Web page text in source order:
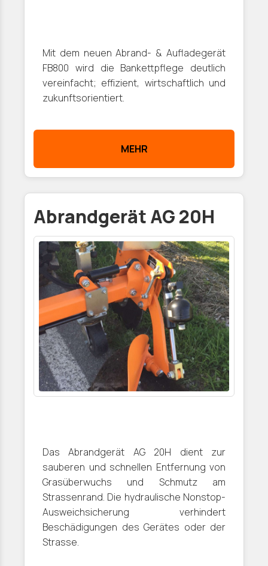
Mit dem neuen Abrand- & Aufladegerät
FB800 wird die Bankettpflege deutlich
vereinfacht; effizient, wirtschaftlich und
zukunftsorientiert.
MEHR
Abrandgerät AG 20H
Das Abrandgerät AG 20H dient zur
sauberen und schnellen Entfernung von
Grasüberwuchs und Schmutz am
Strassenrand. Die hydraulische Nonstop-
Ausweichsicherung verhindert
Beschädigungen des Gerätes oder der
Strasse.